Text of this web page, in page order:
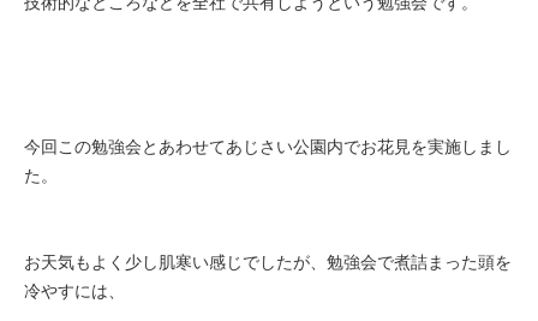
今回この勉強会とあわせてあじさい公園内でお花見を実施しまし
た。
お天気もよく少し肌寒い感じでしたが、勉強会で煮詰まった頭を
冷やすには、